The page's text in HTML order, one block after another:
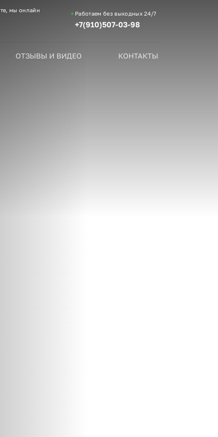
мы онлайн
Работаем без выходных24/7
+7(910)507-03-98
ОТЗЫВЫ И ВИДЕО КОНТАКТЫ